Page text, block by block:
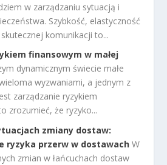
w zarządzaniu sytuacją i
Szybkość, elastyczność
komunikacji to...
finansowym w małej
dynamicznym świecie małe
wyzwaniami, a jednym z
zarządzanie ryzykiem
zrozumieć, że ryzyko...
zmiany dostaw:
ryzyka przerw w dostawach W
zmian w łańcuchach dostaw